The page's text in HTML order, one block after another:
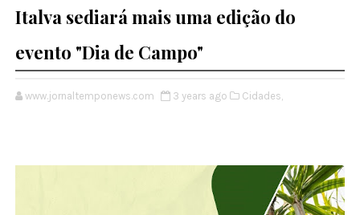
Italva sediará mais uma edição do
evento "Dia de Campo"
www.jornaltemponews.com 3 years ago Cidades,